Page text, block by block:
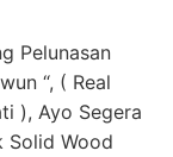
Pelunasan
“, ( Real
), Ayo Segera
Solid Wood